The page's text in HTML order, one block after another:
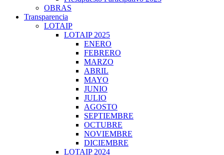
OBRAS
Transparencia
LOTAIP
LOTAIP 2025
ENERO
FEBRERO
MARZO
ABRIL
MAYO
JUNIO
JULIO
AGOSTO
SEPTIEMBRE
OCTUBRE
NOVIEMBRE
DICIEMBRE
LOTAIP 2024